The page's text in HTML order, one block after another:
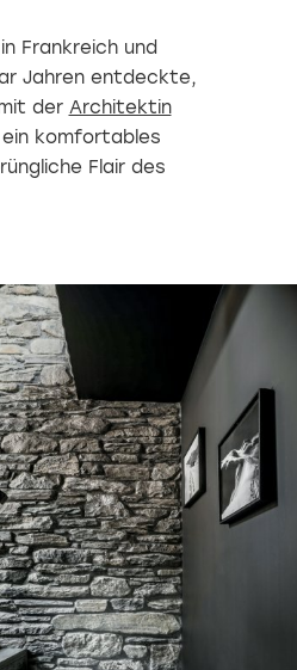
Frankreich und
Jahren entdeckte,
der Architektin
ein komfortables
Flair des